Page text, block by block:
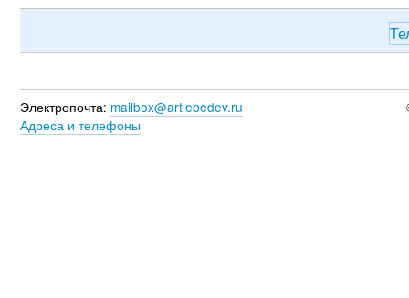
Электропочта: mailbox@artlebedev.ru
Адреса и телефоны